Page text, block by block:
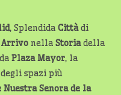
, SplendidaCittàdi
nellaStoriadella
Plaza Mayor, la
spazi più
Nuestra Senora de la